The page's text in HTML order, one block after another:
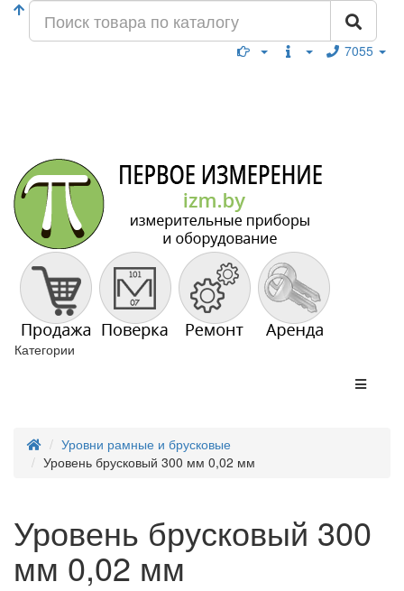
7055
Категории
Уровни рамные и брусковые
Уровень брусковый 300 мм 0,02 мм
Уровень брусковый 300
мм 0,02 мм